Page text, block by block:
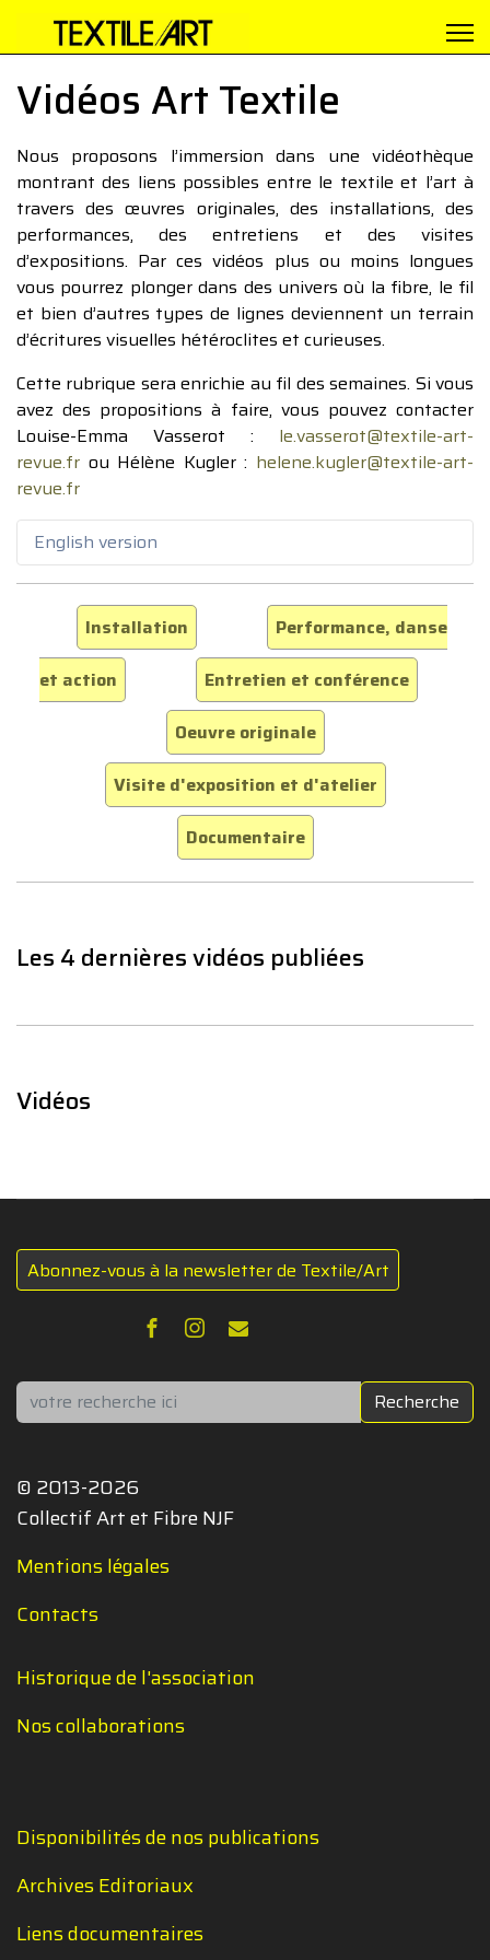
Vidéos Art Textile
Nous proposons l’immersion dans une vidéothèque
montrant des liens possibles entre le textile et l’art à
travers des œuvres originales, des installations, des
performances, des entretiens et des visites
d’expositions. Par ces vidéos plus ou moins longues
vous pourrez plonger dans des univers où la fibre, le fil
et bien d’autres types de lignes deviennent un terrain
d’écritures visuelles hétéroclites et curieuses.
Cette rubrique sera enrichie au fil des semaines. Si vous
avez des propositions à faire, vous pouvez contacter
Louise-Emma Vasserot : le.vasserot@textile-art-
revue.fr ou Hélène Kugler : helene.kugler@textile-art-
revue.fr
English version
Installation
Performance, danse
et action
Entretien et conférence
Oeuvre originale
Visite d'exposition et d'atelier
Documentaire
Les 4 dernières vidéos publiées
Vidéos
Abonnez-vous à la newsletter de Textile/Art
Rechercher Recherche
© 2013-2026
Collectif Art et Fibre NJF
Mentions légales
Contacts
Historique de l'association
Nos collaborations
Disponibilités de nos publications
Archives Editoriaux
Liens documentaires